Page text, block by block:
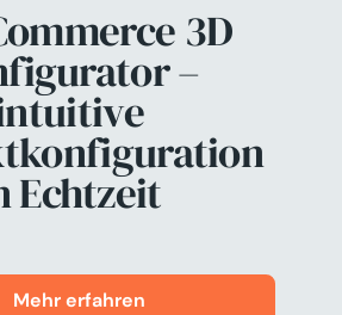
3D
–
Echtzeit
Mehr erfahren